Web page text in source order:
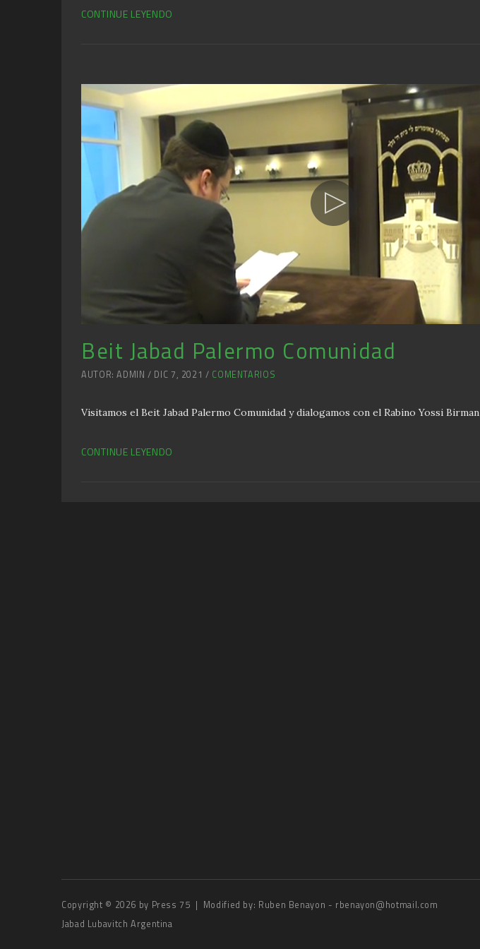
CONTINUE LEYENDO
Beit Jabad Palermo Comunidad
AUTOR: ADMIN / DIC 7, 2021 / COMENTARIOS
Visitamos el Beit Jabad Palermo Comunidad y dialogamos con el Rabino Yossi Birman
CONTINUE LEYENDO
Copyright © 2026 by Press 75 | Modified by: Ruben Benayon - rbenayon@hotmail.com
Jabad Lubavitch Argentina